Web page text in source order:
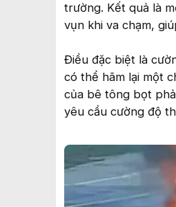
trường. Kết quả là
vụn khi va chạm,
Điều đặc biệt là
có thể hãm lại một
của bê tông bọt
yêu cầu cường độ